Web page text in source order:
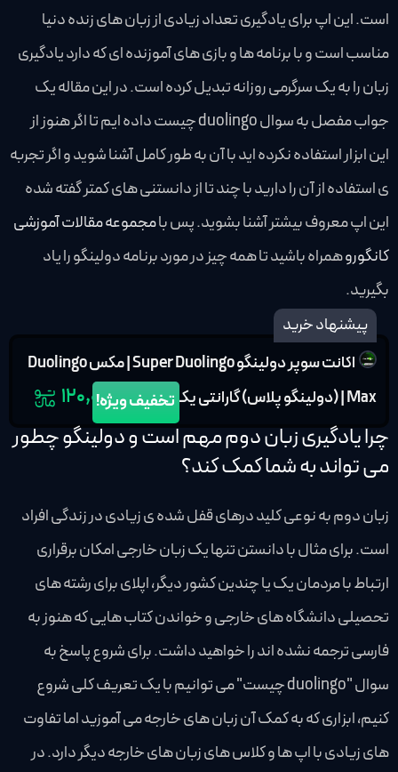
است. این اپ برای یادگیری تعداد زیادی از زبان های زنده دنیا
مناسب است و با برنامه ها و بازی های آموزنده ای که دارد یادگیری
زبان را به یک سرگرمی روزانه تبدیل کرده است. در این مقاله یک
جواب مفصل به سوال duolingo چیست داده ایم تا اگر هنوز از
این ابزار استفاده نکرده اید با آن به طور کامل آشنا شوید و اگر تجربه
ی استفاده از آن را دارید با چند تا از دانستنی های کمتر گفته شده
این اپ معروف بیشتر آشنا بشوید. پس بامجموعه مقالات آموزشی
کانگوروهمراه باشید تا همه چیز در مورد برنامه دولینگو را یاد
بگیرید.
پیشنهاد خرید
اکانت سوپر دولینگو Super Duolingo | مکس Duolingo
Max | (دولینگو پلاس) گارانتی یک ساله
۱۲۰,۰۰۰تخفیف ویژه!
چرا یادگیری زبان دوم مهم است و دولینگو چطور
می تواند به شما کمک کند؟
زبان دوم به نوعی کلید درهای قفل شده ی زیادی در زندگی افراد
است. برای مثال با دانستن تنها یک زبان خارجی امکان برقراری
ارتباط با مردمان یک یا چندین کشور دیگر، اپلای برای رشته های
تحصیلی دانشگاه های خارجی و خواندن کتاب هایی که هنوز به
فارسی ترجمه نشده اند را خواهید داشت. برای شروع پاسخ به
سوال "duolingo چیست" می توانیم با یک تعریف کلی شروع
کنیم، ابزاری که به کمک آن زبان های خارجه می آموزید اما تفاوت
های زیادی با اپ ها و کلاس های زبان های خارجه دیگر دارد. در